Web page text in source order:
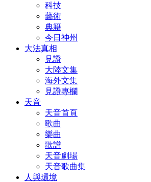
科技
藝術
典籍
今日神州
大法真相
見證
大陸文集
海外文集
見證專欄
天音
天音首頁
歌曲
樂曲
歌譜
天音劇場
天音歌曲集
人與環境